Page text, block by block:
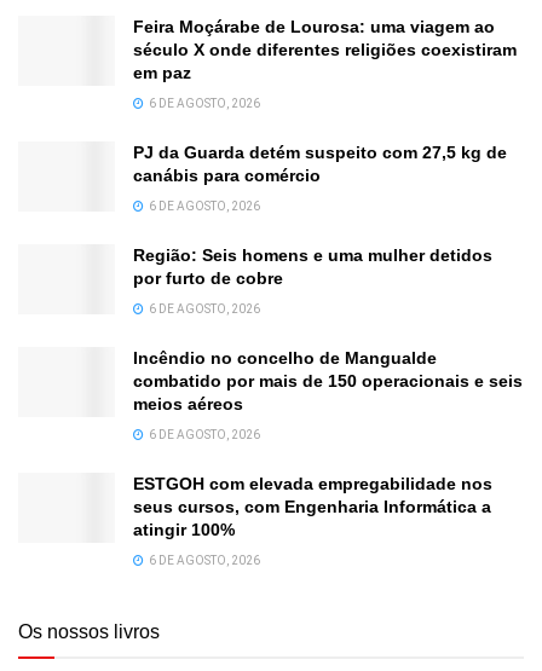
Feira Moçárabe de Lourosa: uma viagem ao
século X onde diferentes religiões coexistiram
em paz
6 DE AGOSTO, 2026
PJ da Guarda detém suspeito com 27,5 kg de
canábis para comércio
6 DE AGOSTO, 2026
Região: Seis homens e uma mulher detidos
por furto de cobre
6 DE AGOSTO, 2026
Incêndio no concelho de Mangualde
combatido por mais de 150 operacionais e seis
meios aéreos
6 DE AGOSTO, 2026
ESTGOH com elevada empregabilidade nos
seus cursos, com Engenharia Informática a
atingir 100%
6 DE AGOSTO, 2026
Os nossos livros